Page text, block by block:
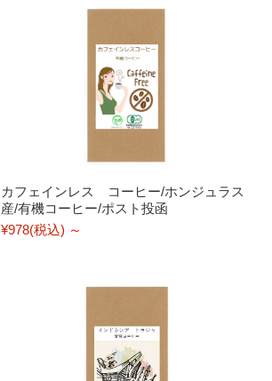
カフェインレス コーヒー/ホンジュラス
産/有機コーヒー/ポスト投函
¥978(税込) ～